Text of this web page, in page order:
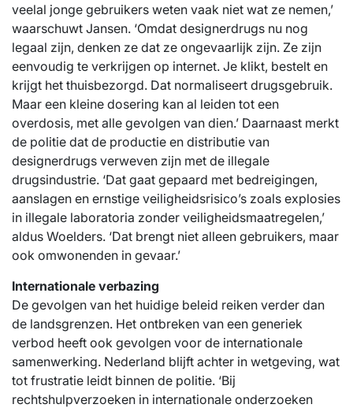
veelal jonge gebruikers weten vaak niet wat ze nemen,’
waarschuwt Jansen. ‘Omdat designerdrugs nu nog
legaal zijn, denken ze dat ze ongevaarlijk zijn. Ze zijn
eenvoudig te verkrijgen op internet. Je klikt, bestelt en
krijgt het thuisbezorgd. Dat normaliseert drugsgebruik.
Maar een kleine dosering kan al leiden tot een
overdosis, met alle gevolgen van dien.’ Daarnaast merkt
de politie dat de productie en distributie van
designerdrugs verweven zijn met de illegale
drugsindustrie. ‘Dat gaat gepaard met bedreigingen,
aanslagen en ernstige veiligheidsrisico’s zoals explosies
in illegale laboratoria zonder veiligheidsmaatregelen,’
aldus Woelders. ‘Dat brengt niet alleen gebruikers, maar
ook omwonenden in gevaar.’
Internationale verbazing
De gevolgen van het huidige beleid reiken verder dan
de landsgrenzen. Het ontbreken van een generiek
verbod heeft ook gevolgen voor de internationale
samenwerking. Nederland blijft achter in wetgeving, wat
tot frustratie leidt binnen de politie. ‘Bij
rechtshulpverzoeken in internationale onderzoeken